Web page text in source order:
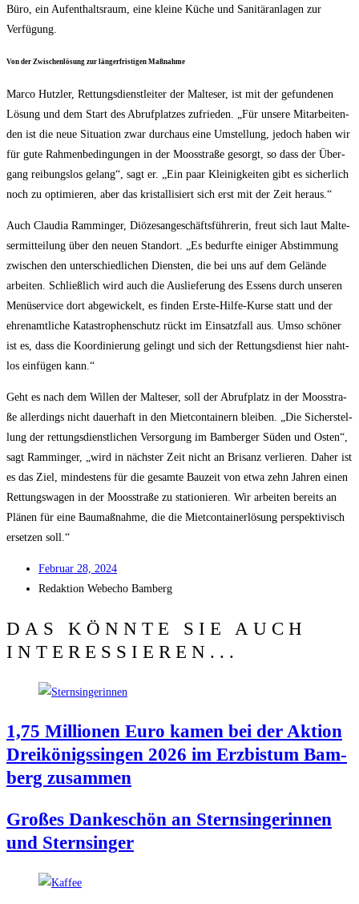
Büro, ein Auf­ent­halts­raum, eine klei­ne Küche und Sani­tär­an­la­gen zur
Verfügung.
Von der Zwi­schen­lö­sung zur län­ger­fris­ti­gen Maßnahme
Mar­co Hutz­ler, Ret­tungs­dienst­lei­ter der Mal­te­ser, ist mit der gefun­de­nen
Lösung und dem Start des Abruf­plat­zes zufrie­den. „Für unse­re Mit­ar­bei­ten­
den ist die neue Situa­ti­on zwar durch­aus eine Umstel­lung, jedoch haben wir
für gute Rah­men­be­din­gun­gen in der Moos­stra­ße gesorgt, so dass der Über­
gang rei­bungs­los gelang“, sagt er. „Ein paar Klei­nig­kei­ten gibt es sicher­lich
noch zu opti­mie­ren, aber das kris­tal­li­siert sich erst mit der Zeit heraus.“
Auch Clau­dia Rammin­ger, Diö­ze­san­ge­schäfts­füh­re­rin, freut sich laut Mal­te­
ser­mit­tei­lung über den neu­en Stand­ort. „Es bedurf­te eini­ger Abstim­mung
zwi­schen den unter­schied­li­chen Diens­ten, die bei uns auf dem Gelän­de
arbei­ten. Schließ­lich wird auch die Aus­lie­fe­rung des Essens durch unse­ren
Menü­se­rvice dort abge­wi­ckelt, es fin­den Ers­te-Hil­fe-Kur­se statt und der
ehren­amt­li­che Kata­stro­phen­schutz rückt im Ein­satz­fall aus. Umso schö­ner
ist es, dass die Koor­di­nie­rung gelingt und sich der Ret­tungs­dienst hier naht­
los ein­fü­gen kann.“
Geht es nach dem Wil­len der Mal­te­ser, soll der Abruf­platz in der Moos­stra­
ße aller­dings nicht dau­er­haft in den Miet­con­tai­nern blei­ben. „Die Sicher­stel­
lung der ret­tungs­dienst­li­chen Ver­sor­gung im Bam­ber­ger Süden und Osten“,
sagt Rammin­ger, „wird in nächs­ter Zeit nicht an Bri­sanz ver­lie­ren. Daher ist
es das Ziel, min­des­tens für die gesam­te Bau­zeit von etwa zehn Jah­ren einen
Ret­tungs­wa­gen in der Moos­stra­ße zu sta­tio­nie­ren. Wir arbei­ten bereits an
Plä­nen für eine Bau­maß­nah­me, die die Miet­con­tain­erlö­sung per­spek­ti­visch
erset­zen soll.“
Febru­ar 28, 2024
Redak­ti­on Web­echo Bamberg
DAS KÖNNTE SIE AUCH
INTERESSIEREN...
1,75 Mil­lio­nen Euro kamen bei der Akti­on
Drei­kö­nigs­sin­gen 2026 im Erz­bis­tum Bam­
berg zusammen
Gro­ßes Dan­ke­schön an Stern­sin­ge­rin­nen
und Sternsinger